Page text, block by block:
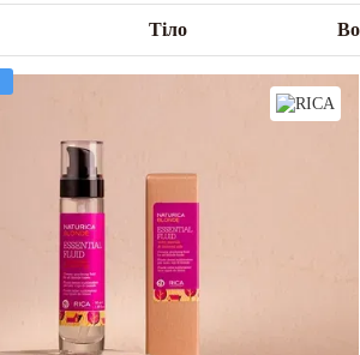
Тіло